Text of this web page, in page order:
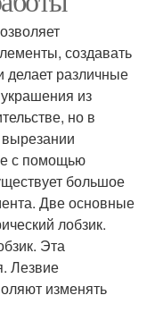
создавать
делает различные
из
но в
с помощью
большое
Две основные
лобзик.
Эта
Лезвие
изменять